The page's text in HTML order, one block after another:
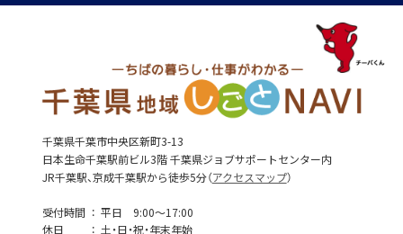
千葉県千葉市中央区新町3-13
日本生命千葉駅前ビル3階 千葉県ジョブサポートセンター内
JR千葉駅、京成千葉駅から徒歩5分（アクセスマップ）
受付時間
平日 9:00～17:00
休日
土・日・祝・年末年始